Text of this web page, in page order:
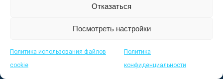
Отказаться
Посмотреть настройки
Политика использования файлов
cookie
Политика
конфиденциальности
PRONOTE